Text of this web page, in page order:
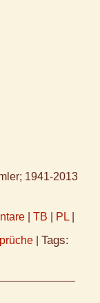
1941-2013
TB PL
Tags: